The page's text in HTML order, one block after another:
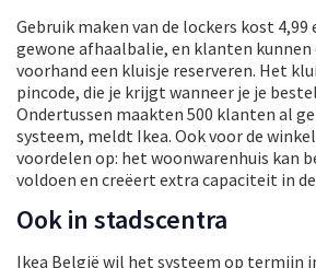
Gebruik maken van de lockers kost 4,99
gewone afhaalbalie, en klanten kunnen
voorhand een kluisje reserveren. Het
pincode, die je krijgt wanneer je je
Ondertussen maakten 500 klanten al
systeem, meldt Ikea. Ook voor de
voordelen op: het woonwarenhuis kan
voldoen en creëert extra capaciteit in
Ook in stadscentra
Ikea België wil het systeem op termijn